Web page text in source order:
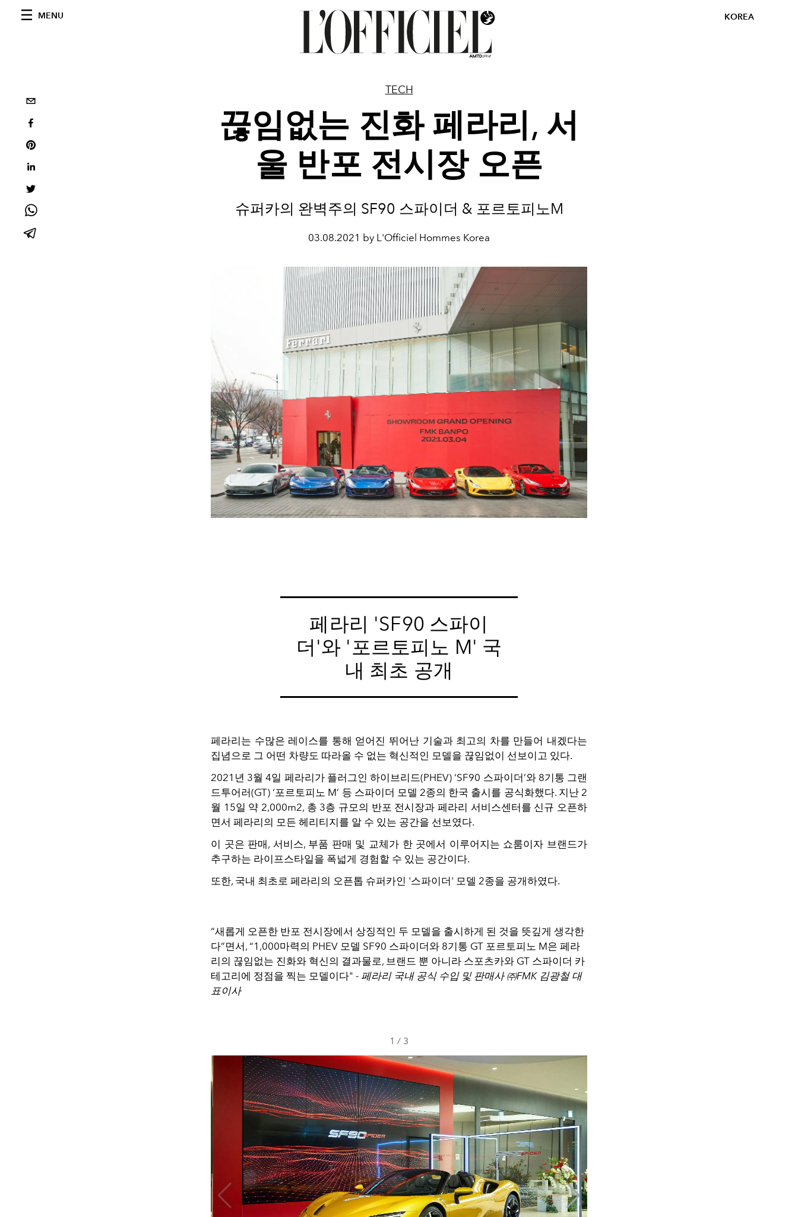
MENU KOREA
TECH
끊임없는 진화 페라리, 서
울 반포 전시장 오픈
슈퍼카의 완벽주의 SF90 스파이더 & 포르토피노M
03.08.2021 by L'Officiel Hommes Korea
페라리 'SF90 스파이
더'와 '포르토피노 M' 국
내 최초 공개
페라리는 수많은 레이스를 통해 얻어진 뛰어난 기술과 최고의 차를 만들어 내겠다는
집념으로 그 어떤 차량도 따라올 수 없는 혁신적인 모델을 끊임없이 선보이고 있다.
2021년 3월 4일 페라리가 플러그인 하이브리드(PHEV) ‘SF90 스파이더’와 8기통 그랜
드투어러(GT) ‘포르토피노 M’ 등 스파이더 모델 2종의 한국 출시를 공식화했다. 지난 2
월 15일 약 2,000m2, 총 3층 규모의 반포 전시장과 페라리 서비스센터를 신규 오픈하
면서 페라리의 모든 헤리티지를 알 수 있는 공간을 선보였다.
이 곳은 판매, 서비스, 부품 판매 및 교체가 한 곳에서 이루어지는 쇼룸이자 브랜드가
추구하는 라이프스타일을 폭넓게 경험할 수 있는 공간이다.
또한, 국내 최초로 페라리의 오픈톱 슈퍼카인 '스파이더' 모델 2종을 공개하였다.
“새롭게 오픈한 반포 전시장에서 상징적인 두 모델을 출시하게 된 것을 뜻깊게 생각한
다”면서, “1,000마력의 PHEV 모델 SF90 스파이더와 8기통 GT 포르토피노 M은 페라
리의 끊임없는 진화와 혁신의 결과물로, 브랜드 뿐 아니라 스포츠카와 GT 스파이더 카
테고리에 정점을 찍는 모델이다" - 페라리 국내 공식 수입 및 판매사 ㈜FMK 김광철 대
표이사
1 / 3